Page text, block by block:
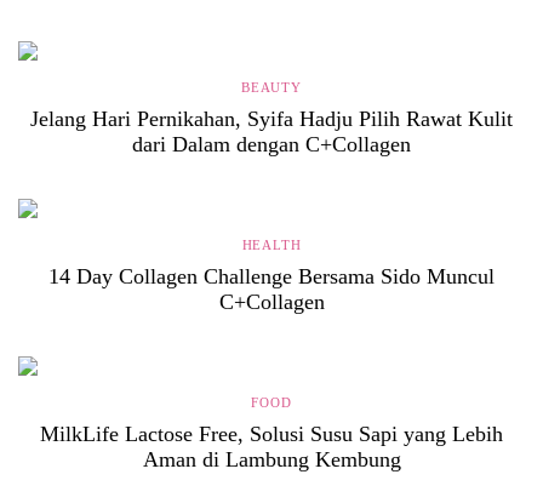
BEAUTY
Jelang Hari Pernikahan, Syifa Hadju Pilih Rawat Kulit
dari Dalam dengan C+Collagen
HEALTH
14 Day Collagen Challenge Bersama Sido Muncul
C+Collagen
FOOD
MilkLife Lactose Free, Solusi Susu Sapi yang Lebih
Aman di Lambung Kembung